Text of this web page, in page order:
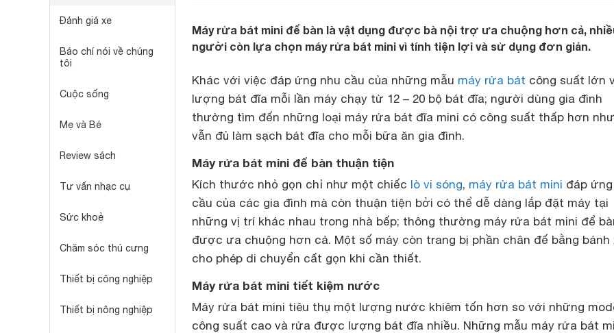
Đánh giá xe
Báo chí nói về chúng
tôi
Cuộc sống
Mẹ và Bé
Review sách
Tư vấn nhạc cụ
Sức khoẻ
Chăm sóc thú cưng
Thiết bị công nghiệp
Thiết bị nông nghiệp
Máy rửa bát mini để bàn là vật dụng được bà nội trợ ưa chuộng hơn cả,
người còn lựa chọn máy rửa bát mini vì tính tiện lợi và sử dụng đơn giản.
Khác với việc đáp ứng nhu cầu của những mẫu máy rửa bát công suất lớn
lượng bát đĩa mỗi lần máy chạy từ 12 – 20 bộ bát đĩa; người dùng gia đình
thường tìm đến những loại máy rửa bát đĩa mini có công suất thấp hơn
vẫn đủ làm sạch bát đĩa cho mỗi bữa ăn gia đình.
Máy rửa bát mini để bàn thuận tiện
Kích thước nhỏ gọn chỉ như một chiếc lò vi sóng, máy rửa bát mini đáp
cầu của các gia đình mà còn thuận tiện bởi có thể dễ dàng lắp đặt máy tại
những vị trí khác nhau trong nhà bếp; thông thường máy rửa bát mini để
được ưa chuộng hơn cả. Một số máy còn trang bị phần chân đế bằng bánh
cho phép di chuyển cất gọn khi cần thiết.
Máy rửa bát mini tiết kiệm nước
Máy rửa bát mini tiêu thụ một lượng nước khiêm tốn hơn so với những
công suất cao và rửa được lượng bát đĩa nhiều. Những mẫu máy rửa bát